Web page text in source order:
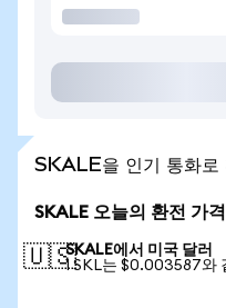
SKALE을 인기 통화로
SKALE 오늘의 환전 가격
🇺🇸SKALE에서 미국 달러
1 SKL는 $0.003587와